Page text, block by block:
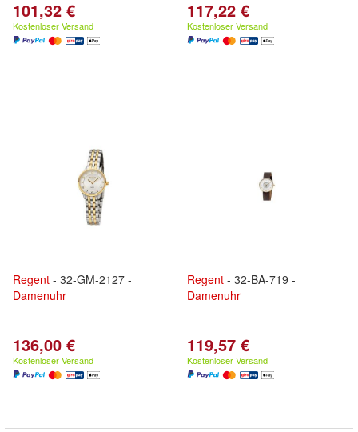
101,32 €
Kostenloser Versand
117,22 €
Kostenloser Versand
Regent - 32-GM-2127 -
Damenuhr
136,00 €
Kostenloser Versand
Regent - 32-BA-719 -
Damenuhr
119,57 €
Kostenloser Versand